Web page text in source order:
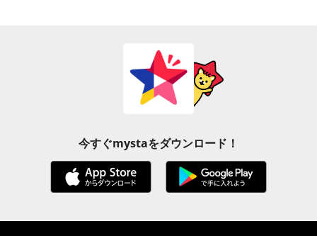
今すぐmystaをダウンロード！